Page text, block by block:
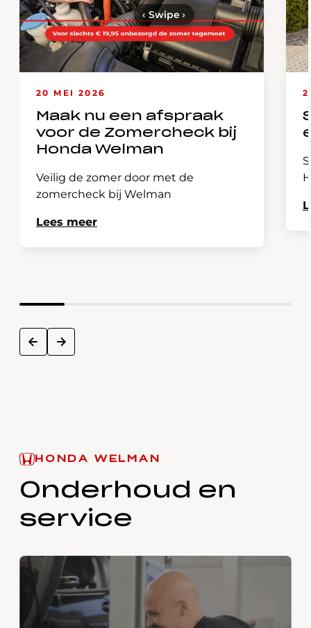
20 MEI 2026
Maak nu een afspraak
voor de Zomercheck bij
Honda Welman
Veilig de zomer door met de
zomercheck bij Welman
Lees meer
prev next
‹ Swipe›
HONDA WELMAN
Onderhoud en
service